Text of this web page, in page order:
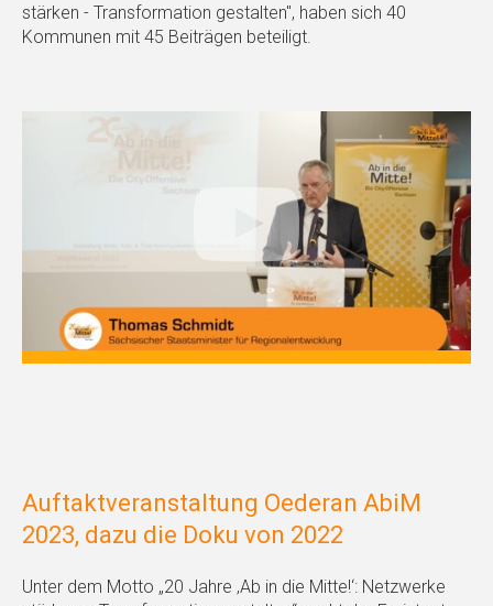
stärken - Transformation gestalten", haben sich 40
Kommunen mit 45 Beiträgen beteiligt.
Auftaktveranstaltung Oederan AbiM
2023, dazu die Doku von 2022
Unter dem Motto „20 Jahre ‚Ab in die Mitte!‘: Netzwerke